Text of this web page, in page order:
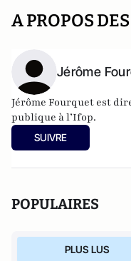
A PROPOS
Jérôme
Jérôme Fourquet est
publique à l’Ifop.
SUIVRE
POPULAIRES
PLUS LUS